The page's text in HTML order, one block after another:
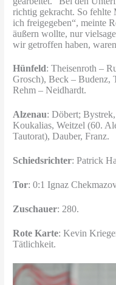
richtig gekracht. So fehlte
ich freigegeben“, meinte
äußern wollte, nur
wir getroffen haben,
Hünfeld: Theisenroth –
Grosch), Beck – Budenz,
Rehm – Neidhardt.
Alzenau: Döbert;
Koukalias, Weitzel (60.
Tautorat), Dauber, Franz.
Schiedsrichter: Patrick
Tor: 0:1 Ignaz
Zuschauer: 280.
Rote Karte: Kevin
Tätlichkeit.